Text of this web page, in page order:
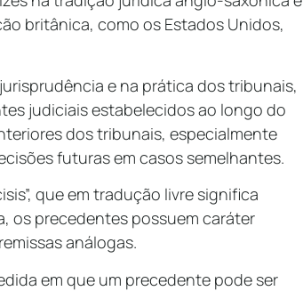
britânica, como os Estados Unidos,
e na prática dos tribunais,
judiciais estabelecidos ao longo do
dos tribunais, especialmente
futuras em casos semelhantes.
que em tradução livre significa
os precedentes possuem caráter
análogas.
em que um precedente pode ser